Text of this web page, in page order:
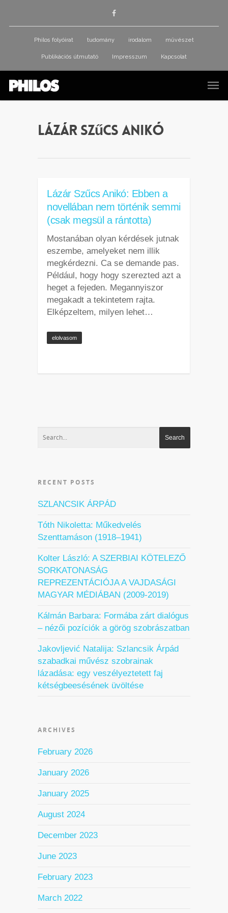
Philos folyóirat tudomány irodalom művészet
Publikációs útmutató Impresszum Kapcsolat
Lázár Szűcs Anikó
Lázár Szűcs Anikó: Ebben a
novellában nem történik semmi
(csak megsül a rántotta)
Mostanában olyan kérdések jutnak
eszembe, amelyeket nem illik
megkérdezni. Ca se demande pas.
Például, hogy hogy szerezted azt a
heget a fejeden. Megannyiszor
megakadt a tekintetem rajta.
Elképzeltem, milyen lehet…
elolvasom
RECENT POSTS
SZLANCSIK ÁRPÁD
Tóth Nikoletta: Műkedvelés
Szenttamáson (1918–1941)
Kolter László: A SZERBIAI KÖTELEZŐ
SORKATONASÁG
REPREZENTÁCIÓJA A VAJDASÁGI
MAGYAR MÉDIÁBAN (2009-2019)
Kálmán Barbara: Formába zárt dialógus
– nézői pozíciók a görög szobrászatban
Jakovljević Natalija: Szlancsik Árpád
szabadkai művész szobrainak
lázadása: egy veszélyeztetett faj
kétségbeesésének üvöltése
ARCHIVES
February 2026
January 2026
January 2025
August 2024
December 2023
June 2023
February 2023
March 2022